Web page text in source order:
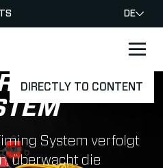
DIRECTLY TO CONTENT
DE
System verfolgt
überwacht die